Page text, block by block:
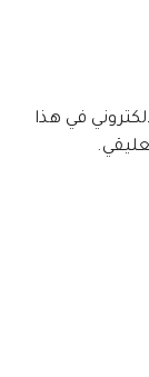
في هذا